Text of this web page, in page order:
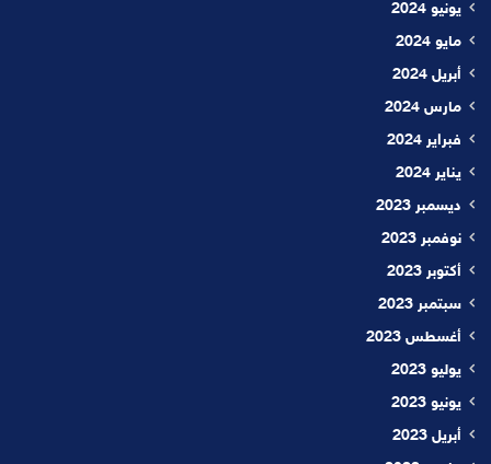
يونيو 2024
مايو 2024
أبريل 2024
مارس 2024
فبراير 2024
يناير 2024
ديسمبر 2023
نوفمبر 2023
أكتوبر 2023
سبتمبر 2023
أغسطس 2023
يوليو 2023
يونيو 2023
أبريل 2023